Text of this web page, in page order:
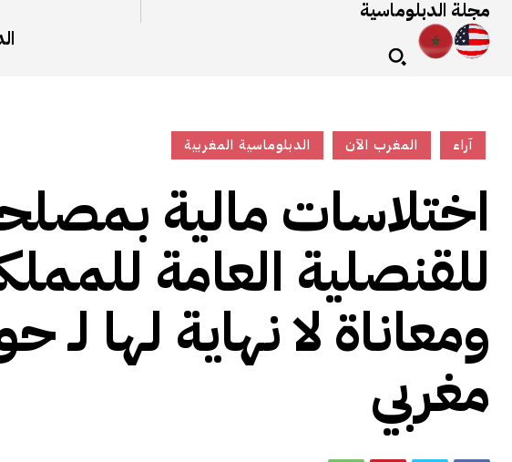
مجلة الدبلوماسية
آراء المغرب الآن الدبلوماسية المغربية
اختلاسات مالية
للقنصلية العامة
مغربي